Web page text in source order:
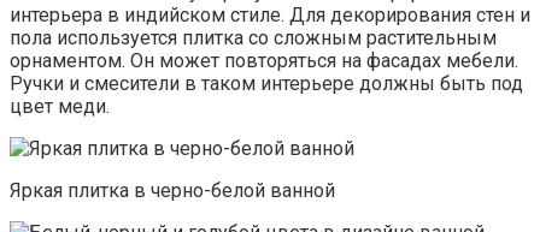
интерьера в индийском стиле. Для декорирования стен и
пола используется плитка со сложным растительным
орнаментом. Он может повторяться на фасадах мебели.
Ручки и смесители в таком интерьере должны быть под
цвет меди.
Яркая плитка в черно-белой ванной